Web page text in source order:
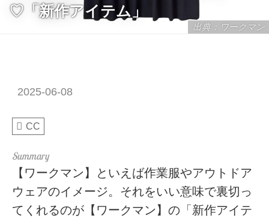
出典：ワークマン
♡「新作アイテム」
2025-06-08
CC
【ワークマン】といえば作業服やアウトドア
ウェアのイメージ。それをいい意味で裏切っ
てくれるのが【ワークマン】の「新作アイテ